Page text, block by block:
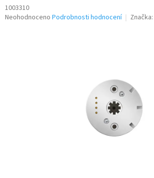
1003310
Průměrné
Neohodnoceno Podrobnosti hodnocení Značka: